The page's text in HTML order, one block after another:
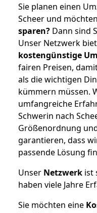
Sie planen einen
Scheer und
sparen? Dann sind
Unser Netzwerk
kostengünstige
fairen Preisen,
als die wichtigen
kümmern müssen.
umfangreiche
Schwerin nach
Größenordnung
garantieren, dass
passende Lösung
Unser Netzwerk ist
haben viele Jahre
Sie möchten eine